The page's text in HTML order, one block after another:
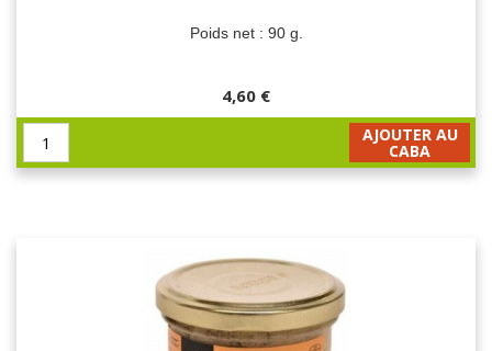
Poids net : 90 g.
4,60 €
AJOUTER AU
CABA